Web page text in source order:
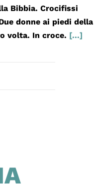
Bibbia. Crocifissi
donne ai piedi della
volta. In croce. [...]